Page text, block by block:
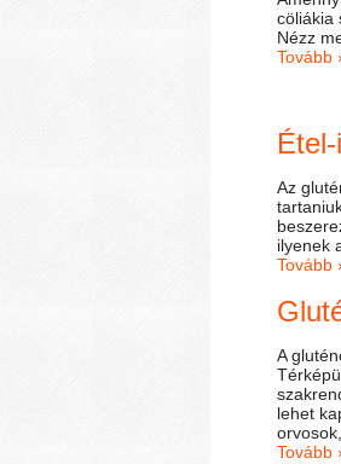
cöliákia
Nézz
Tovább
Az
ilyenek
Tovább
A
lehet
Tovább